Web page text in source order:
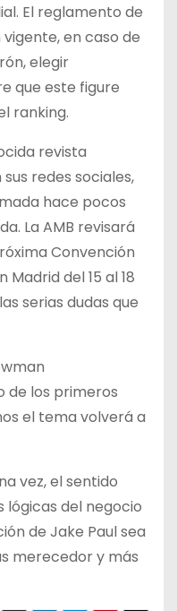
El reglamento de
en caso de
elegir
que este figure
ranking.
revista
redes sociales,
hace pocos
La AMB revisará
Convención
del 15 al 18
serias dudas que
de los primeros
el tema volverá a
vez, el sentido
del negocio
de Jake Paul sea
merecedor y más